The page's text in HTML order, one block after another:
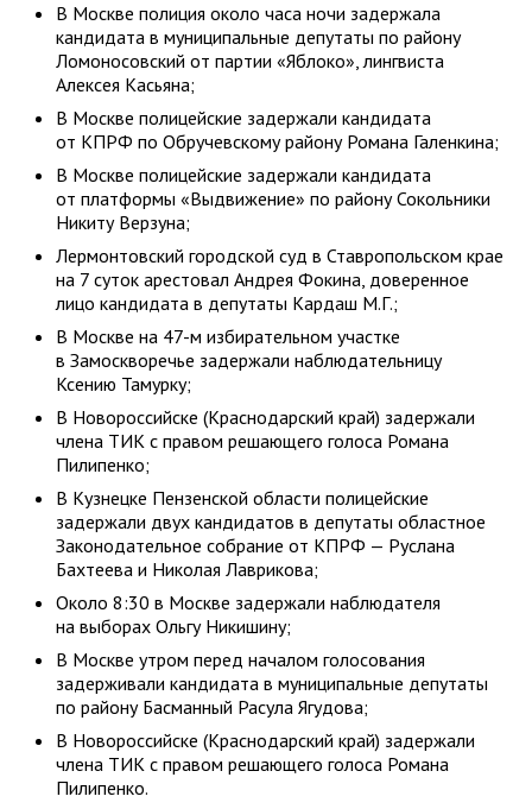
В Москве полиция около часа ночи задержала
кандидата в муниципальные депутаты по району
Ломоносовский от партии «Яблоко», лингвиста
Алексея Касьяна;
В Москве полицейские задержали кандидата
от КПРФ по Обручевскому району Романа Галенкина;
В Москве полицейские задержали кандидата
от платформы «Выдвижение» по району Сокольники
Никиту Верзуна;
Лермонтовский городской суд в Ставропольском крае
на 7 суток арестовал Андрея Фокина, доверенное
лицо кандидата в депутаты Кардаш М.Г.;
В Москве на 47-м избирательном участке
в Замоскворечье задержали наблюдательницу
Ксению Тамурку;
В Новороссийске (Краснодарский край) задержали
члена ТИК с правом решающего голоса Романа
Пилипенко;
В Кузнецке Пензенской области полицейские
задержали двух кандидатов в депутаты областное
Законодательное собрание от КПРФ — Руслана
Бахтеева и Николая Лаврикова;
Около 8:30 в Москве задержали наблюдателя
на выборах Ольгу Никишину;
В Москве утром перед началом голосования
задерживали кандидата в муниципальные депутаты
по району Басманный Расула Ягудова;
В Новороссийске (Краснодарский край) задержали
члена ТИК с правом решающего голоса Романа
Пилипенко.